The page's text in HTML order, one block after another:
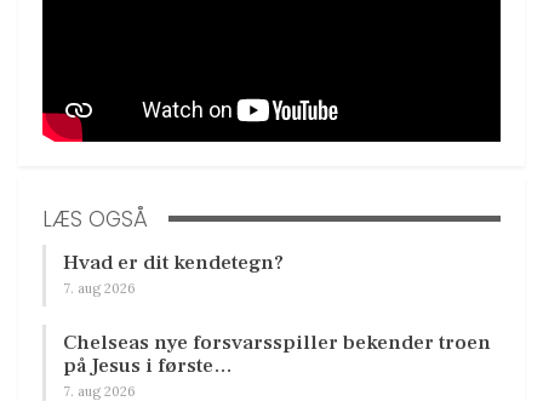
LÆS OGSÅ
Hvad er dit kendetegn?
7. aug 2026
Chelseas nye forsvarsspiller bekender troen
på Jesus i første…
7. aug 2026